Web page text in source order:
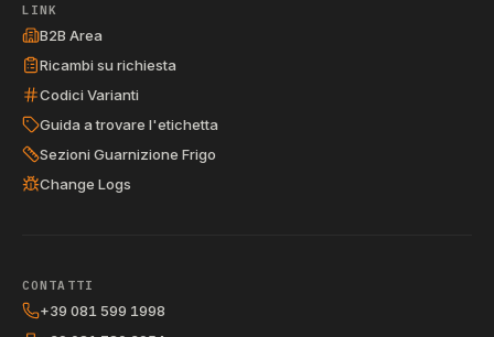
LINK
B2B Area
Ricambi su richiesta
Codici Varianti
Guida a trovare l'etichetta
Sezioni Guarnizione Frigo
Change Logs
CONTATTI
+39 081 599 1998